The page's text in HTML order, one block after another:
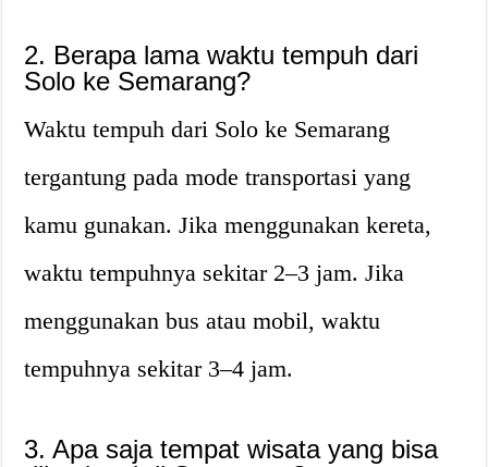
2. Berapa lama waktu tempuh dari
Solo ke Semarang?
Waktu tempuh dari Solo ke Semarang
tergantung pada mode transportasi yang
kamu gunakan. Jika menggunakan kereta,
waktu tempuhnya sekitar 2–3 jam. Jika
menggunakan bus atau mobil, waktu
tempuhnya sekitar 3–4 jam.
3. Apa saja tempat wisata yang bisa